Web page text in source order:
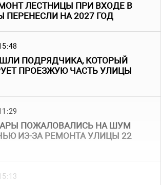
ЛЕСТНИЦЫ ПРИ ВХОДЕ В
ПЕРЕНЕСЛИ НА 2027 ГОД
ПОДРЯДЧИКА, КОТОРЫЙ
ПРОЕЗЖУЮ ЧАСТЬ УЛИЦЫ
ПОЖАЛОВАЛИСЬ НА ШУМ
ИЗ-ЗА РЕМОНТА УЛИЦЫ 22